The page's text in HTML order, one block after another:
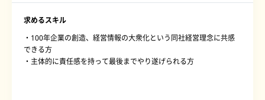
求めるスキル
・100年企業の創造、経営情報の大衆化という同社経営理念に共感
できる方
・主体的に責任感を持って最後までやり遂げられる方